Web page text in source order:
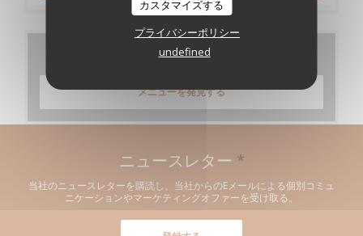
カスタマイズする
プライバシーポリシー
undefined
メニュー
メニューを発見する
ニュースレター *
当社のニュースレターを購読し、当社からのEメールによる個別コミュ
ニケーションやマーケティングオファーを受け取る。